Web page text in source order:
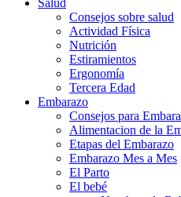
Consejos sobre salud
Actividad Fí­sica
Nutrición
Estiramientos
Ergonomí­a
Tercera Edad
Embarazo
Consejos para
Alimentacion de la
Etapas del Embarazo
Embarazo Mes a Mes
El Parto
El bebé